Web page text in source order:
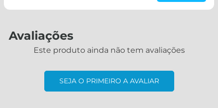
Avaliações
Este produto ainda não tem avaliações
SEJA O PRIMEIRO A AVALIAR